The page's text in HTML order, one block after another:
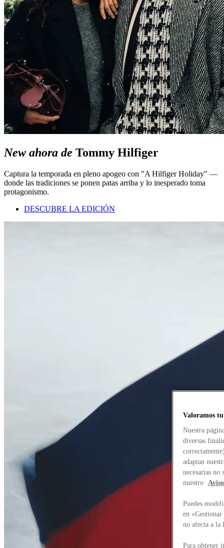
New ahora de Tommy Hilfiger
Captura la temporada en pleno apogeo con "A Hilfiger Holiday" —
donde las tradiciones se ponen patas arriba y lo inesperado toma
protagonismo.
DESCUBRE LA EDICIÓN
Valoramos
Nuestra
diversas
adaptan
necesarias no
nuestro
Puedes
en
no afecta a la
Para obtener